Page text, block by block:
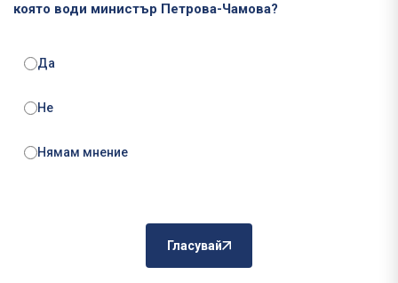
която води министър Петрова-Чамова?
Да
Не
Нямам мнение
Гласувай